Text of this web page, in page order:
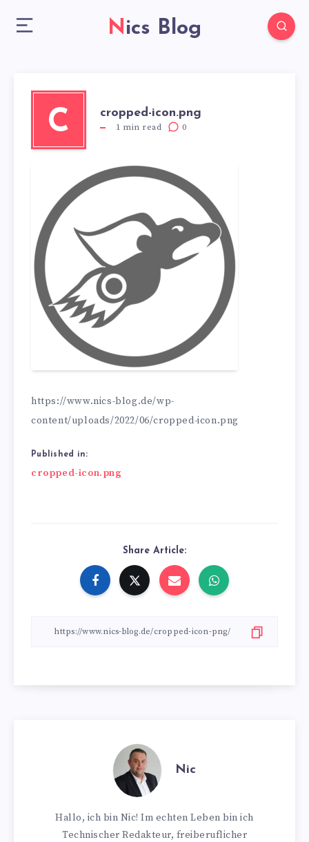
Nics Blog
C cropped-icon.png
1 min read 0
https://www.nics-blog.de/wp-
content/uploads/2022/06/cropped-icon.png
Published in:
Beitragsnavigation
cropped-icon.png
Share Article:
Nic
Hallo, ich bin Nic! Im echten Leben bin ich
Technischer Redakteur, freiberuflicher